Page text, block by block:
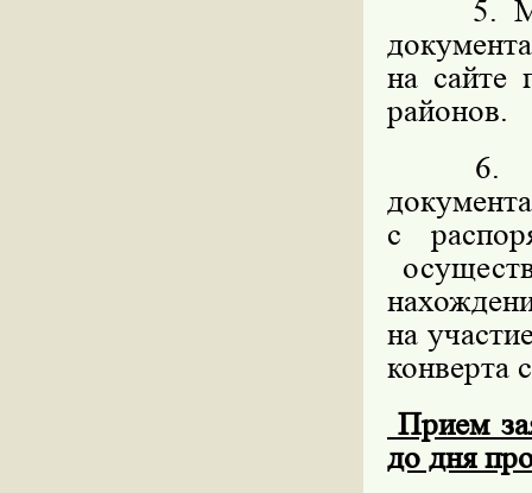
5.
на
районов.
6.
с
на
конверта
Прием
до дня